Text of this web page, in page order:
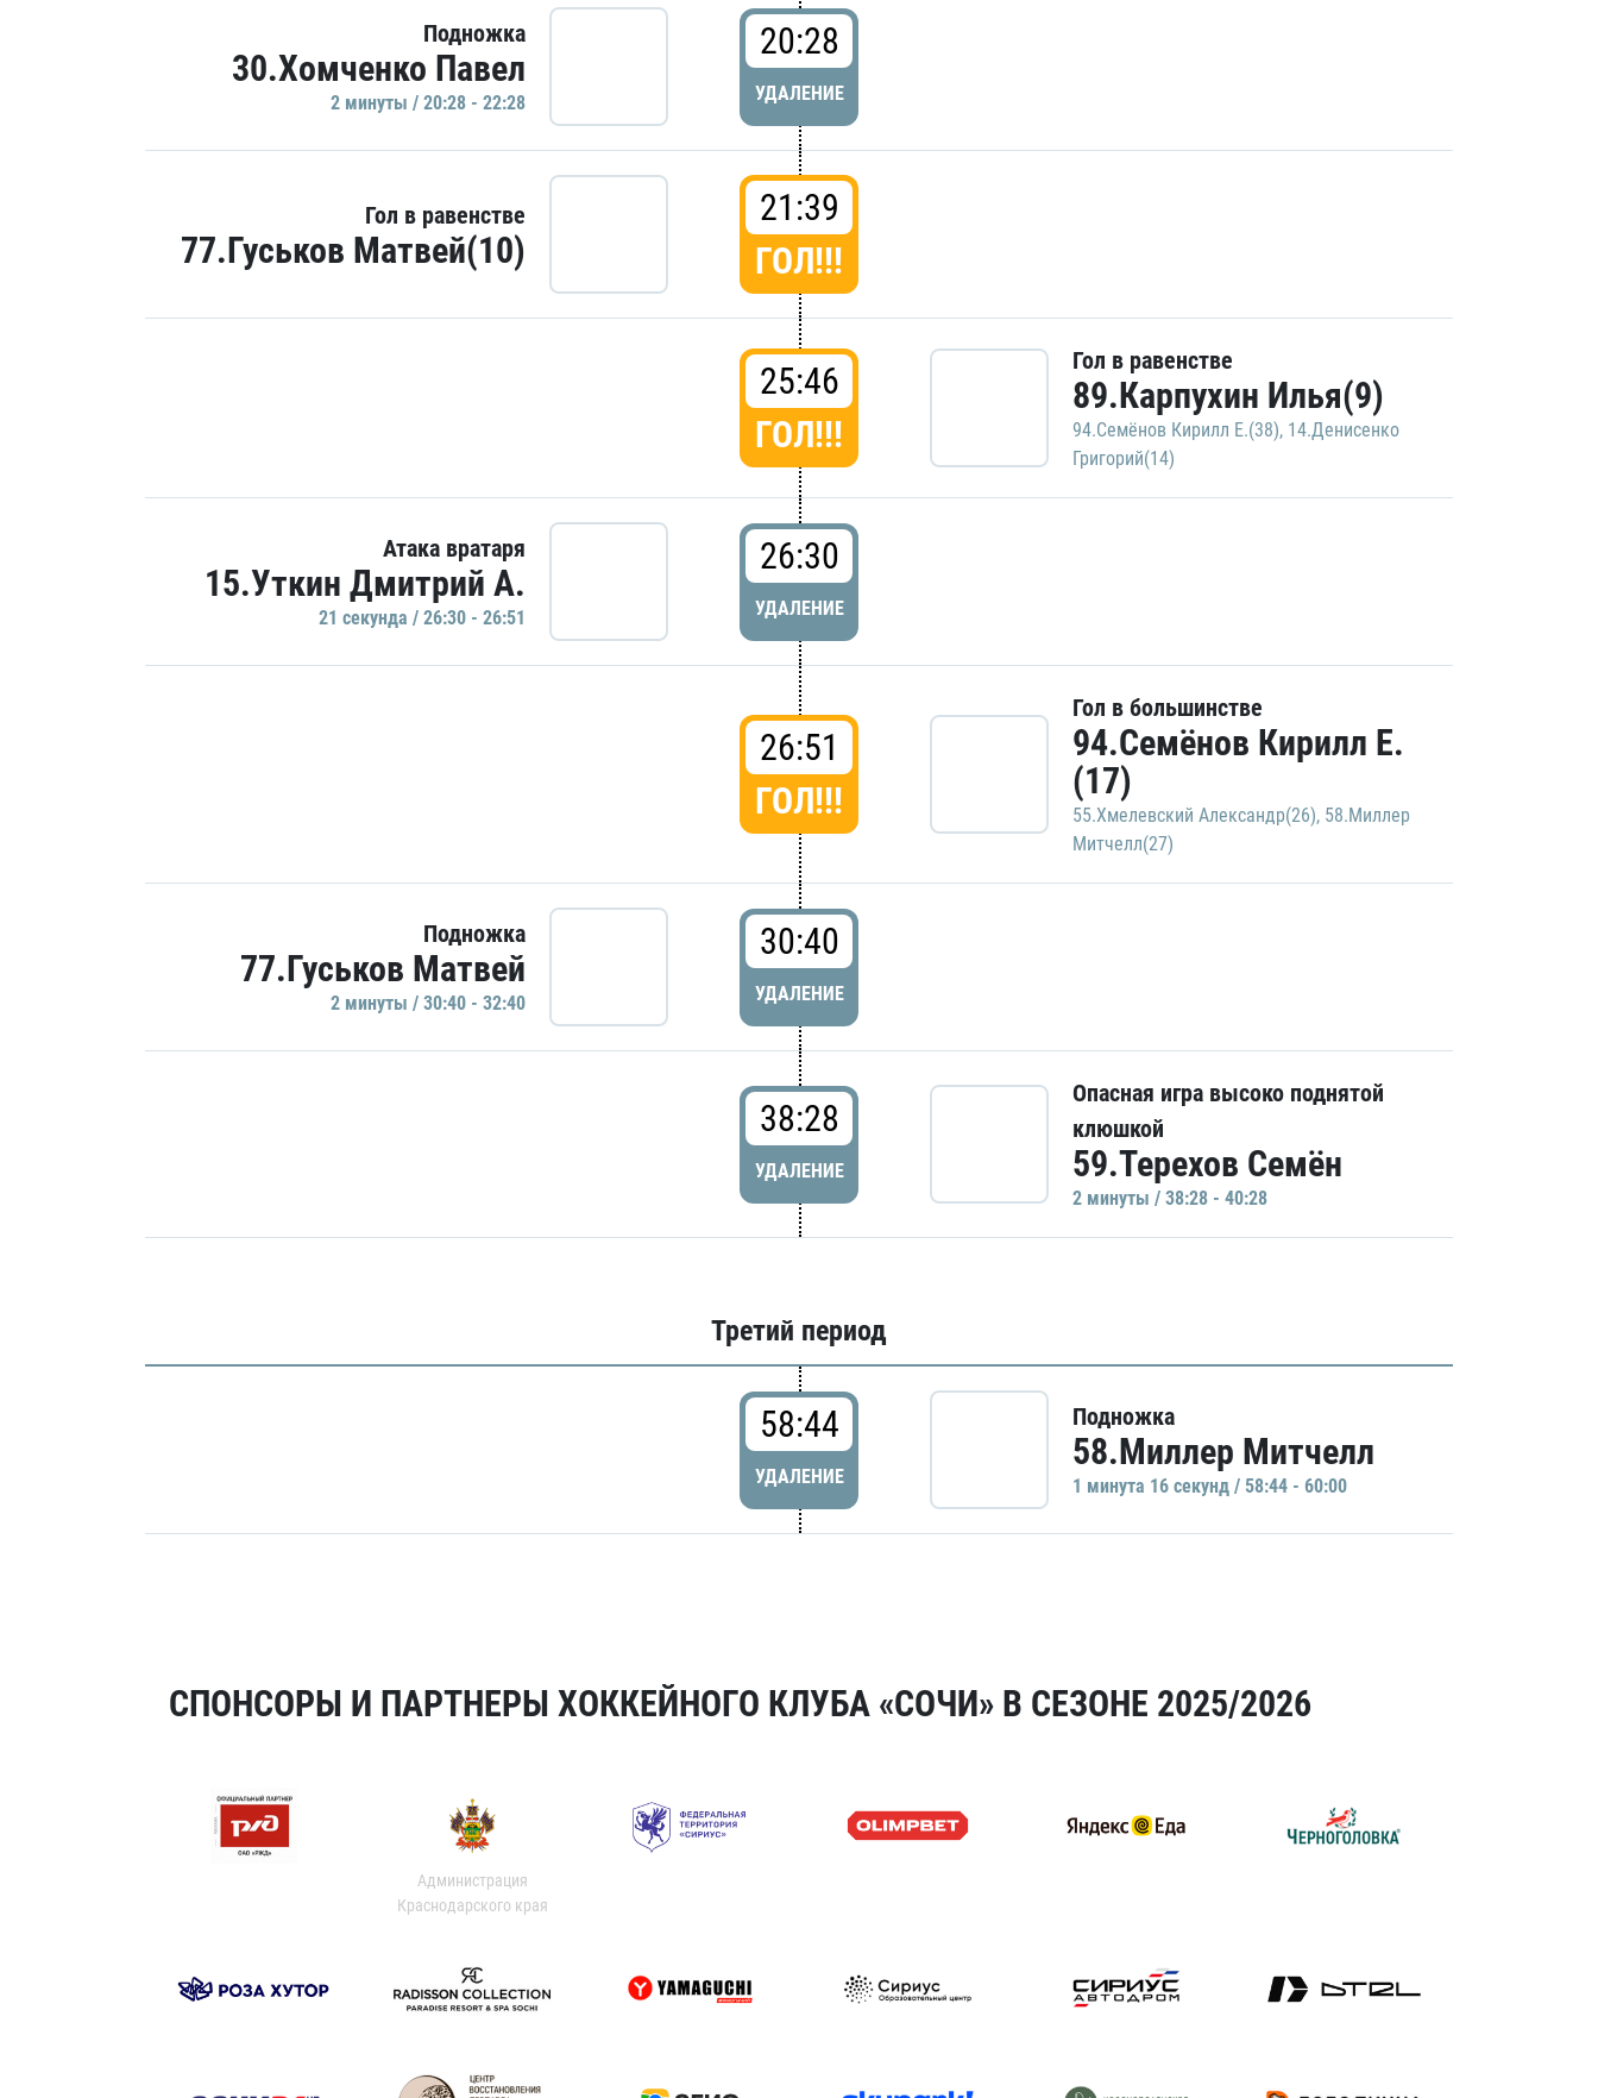
Подножка
30.Хомченко Павел
2 минуты / 20:28 - 22:28
20:28
УДАЛЕНИЕ
Гол в равенстве
77.Гуськов Матвей(10)
21:39
ГОЛ!!!
25:46
ГОЛ!!!
Гол в равенстве
89.Карпухин Илья(9)
94.Семёнов Кирилл Е.(38), 14.Денисенко
Григорий(14)
Атака вратаря
15.Уткин Дмитрий А.
21 секундa / 26:30 - 26:51
26:30
УДАЛЕНИЕ
26:51
ГОЛ!!!
Гол в большинстве
94.Семёнов Кирилл Е.
(17)
55.Хмелевский Александр(26), 58.Миллер
Митчелл(27)
Подножка
77.Гуськов Матвей
2 минуты / 30:40 - 32:40
30:40
УДАЛЕНИЕ
38:28
УДАЛЕНИЕ
Опасная игра высоко поднятой
клюшкой
59.Терехов Семён
2 минуты / 38:28 - 40:28
Третий период
58:44
УДАЛЕНИЕ
Подножка
58.Миллер Митчелл
1 минутa 16 секунд / 58:44 - 60:00
СПОНСОРЫ И ПАРТНЕРЫ ХОККЕЙНОГО КЛУБА «СОЧИ» В СЕЗОНЕ 2025/2026
Администрация
Краснодарского края